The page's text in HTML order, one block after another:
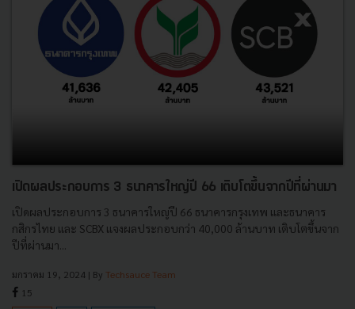
เปิดผลประกอบการ 3 ธนาคารใหญ่ปี 66 เติบโตขึ้นจากปีที่ผ่านมา
เปิดผลประกอบการ 3 ธนาคารใหญ่ปี 66 ธนาคารกรุงเทพ และธนาคาร
กสิกรไทย และ SCBX แจงผลประกอบกว่า 40,000 ล้านบาท เติบโตขึ้นจาก
ปีที่ผ่านมา...
มกราคม 19, 2024 | By Techsauce Team
15